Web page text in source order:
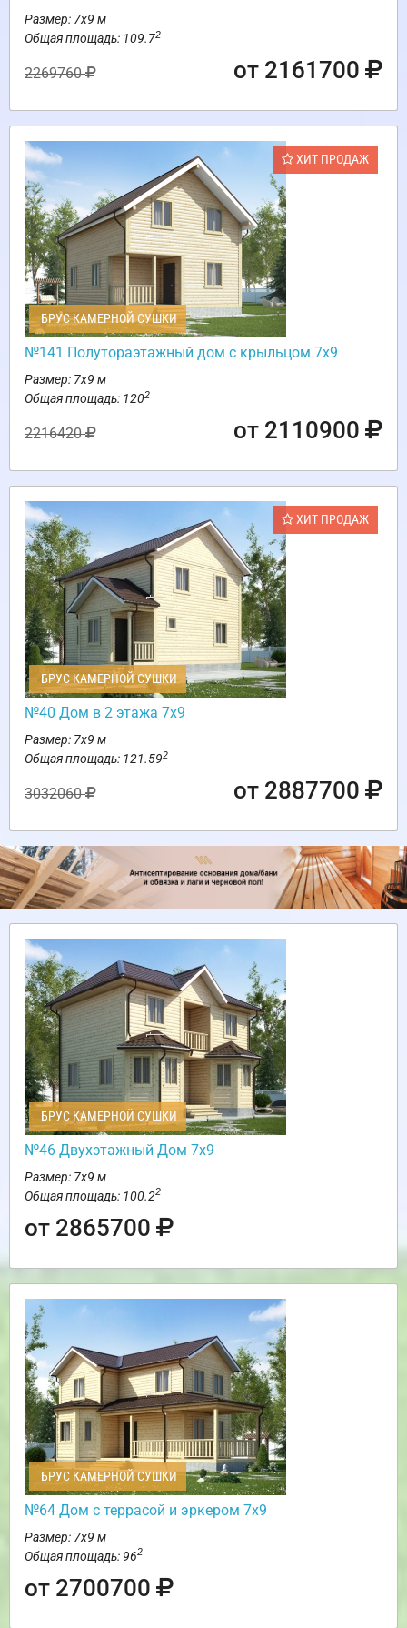
Размер: 7х9 м
Общая площадь: 109.72
2269760 от 2161700
ХИТ ПРОДАЖ
БРУС КАМЕРНОЙ СУШКИ
№141 Полутораэтажный дом с крыльцом 7х9
Размер: 7х9 м
Общая площадь: 1202
2216420 от 2110900
ХИТ ПРОДАЖ
БРУС КАМЕРНОЙ СУШКИ
№40 Дом в 2 этажа 7х9
Размер: 7х9 м
Общая площадь: 121.592
3032060 от 2887700
БРУС КАМЕРНОЙ СУШКИ
№46 Двухэтажный Дом 7х9
Размер: 7х9 м
Общая площадь: 100.22
от 2865700
БРУС КАМЕРНОЙ СУШКИ
№64 Дом с террасой и эркером 7х9
Размер: 7х9 м
Общая площадь: 962
от 2700700